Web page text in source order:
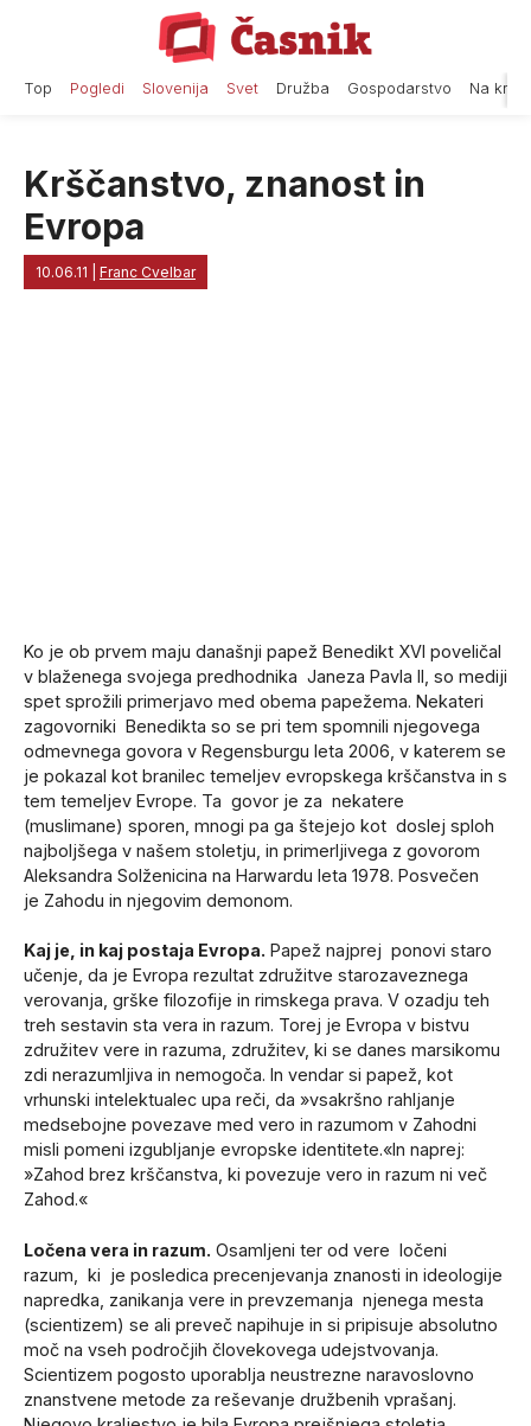
Top Pogledi Slovenija Svet Družba Gospodarstvo Na
Krščanstvo, znanost in
Evropa
10.06.11 Franc Cvelbar
Ko je ob prvem maju današnji papež Benedikt XVI poveličal
v blaženega svojega predhodnika Janeza Pavla II, so mediji
spet sprožili primerjavo med obema papežema. Nekateri
zagovorniki Benedikta so se pri tem spomnili njegovega
odmevnega govora v Regensburgu leta 2006, v katerem se
je pokazal kot branilec temeljev evropskega krščanstva in s
tem temeljev Evrope. Ta govor je za nekatere
(muslimane) sporen, mnogi pa ga štejejo kot doslej sploh
najboljšega v našem stoletju, in primerljivega z govorom
Aleksandra Solženicina na Harwardu leta 1978. Posvečen
je Zahodu in njegovim demonom.
Kaj je, in kaj postaja Evropa. Papež najprej ponovi staro
učenje, da je Evropa rezultat združitve starozaveznega
verovanja, grške filozofije in rimskega prava. V ozadju teh
treh sestavin sta vera in razum. Torej je Evropa v bistvu
združitev vere in razuma, združitev, ki se danes marsikomu
zdi nerazumljiva in nemogoča. In vendar si papež, kot
vrhunski intelektualec upa reči, da »vsakršno rahljanje
medsebojne povezave med vero in razumom v Zahodni
misli pomeni izgubljanje evropske identitete.«In naprej:
»Zahod brez krščanstva, ki povezuje vero in razum ni več
Zahod.«
Ločena vera in razum. Osamljeni ter od vere ločeni
razum, ki je posledica precenjevanja znanosti in ideologije
napredka, zanikanja vere in prevzemanja njenega mesta
(scientizem) se ali preveč napihuje in si pripisuje absolutno
moč na vseh področjih človekovega udejstvovanja.
Scientizem pogosto uporablja neustrezne naravoslovno
znanstvene metode za reševanje družbenih vprašanj.